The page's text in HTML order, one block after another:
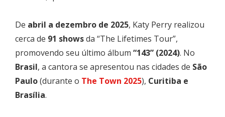
De abril a dezembro de 2025, Katy Perry realizou
cerca de 91 showsda “The Lifetimes Tour”,
promovendo seu último álbum “143” (2024). No
Brasil, a cantora se apresentou nas cidades de São
Paulo(durante o The Town 2025), Curitiba e
Brasília.